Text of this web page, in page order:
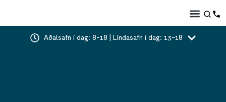
Aðalsafn í dag: 8-18 | Lindasafn í dag: 13-18